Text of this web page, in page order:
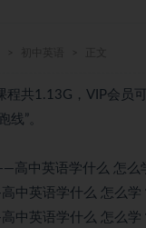
程共1.13G，VIP会员
线”。
高中英语学什么 怎么
中英语学什么 怎么学
中英语学什么 怎么学